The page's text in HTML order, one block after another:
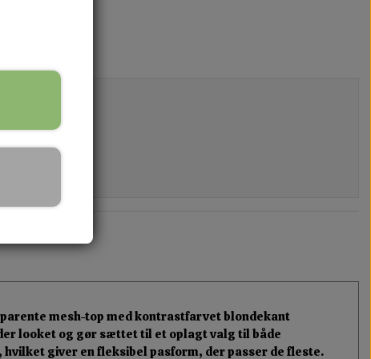
mesh-top med kontrastfarvet blondekant
looket og gør sættet til et oplagt valg til både
giver en fleksibel pasform, der passer de fleste.